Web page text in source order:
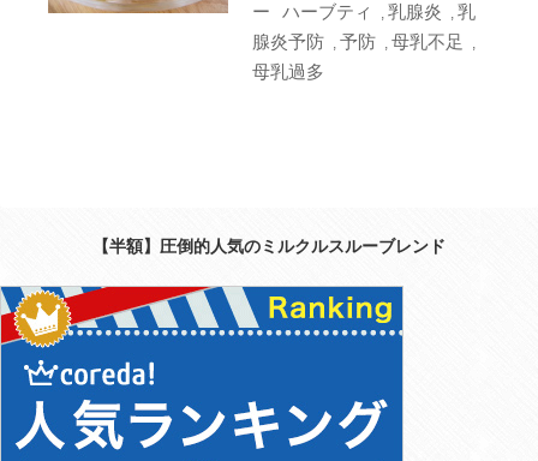
ー
ハーブティ , 乳腺炎 , 乳
腺炎予防 , 予防 , 母乳不足 ,
母乳過多
【半額】圧倒的人気のミルクルスルーブレンド